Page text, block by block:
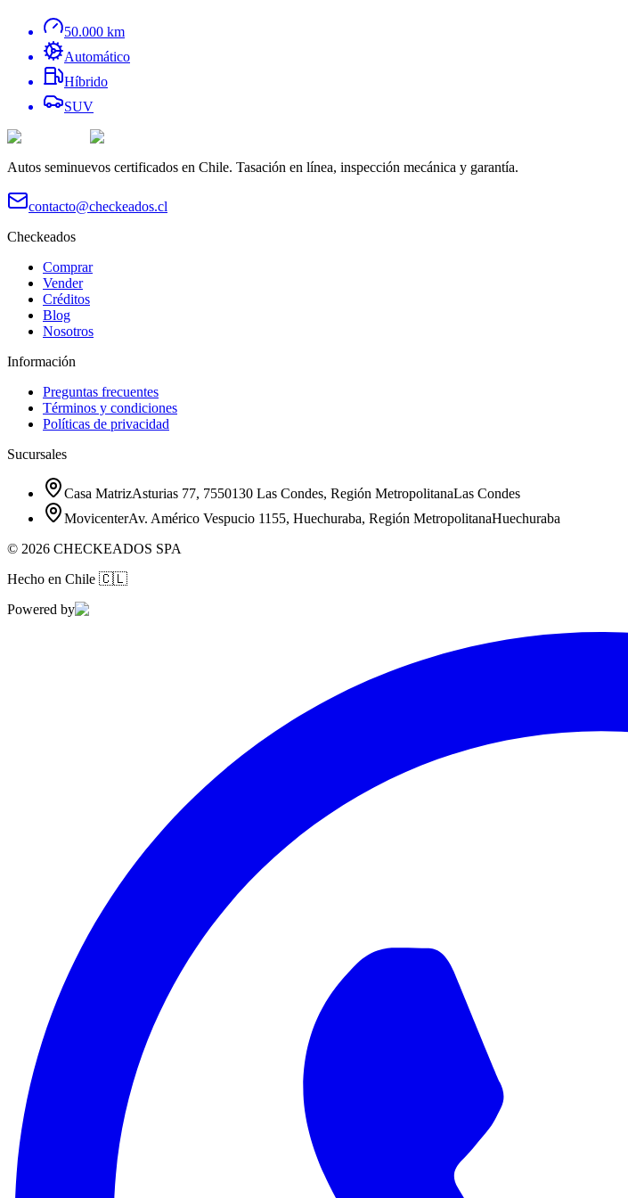
50.000 km
Automático
Híbrido
SUV
Autos seminuevos certificados en Chile. Tasación en línea, inspección mecánica y garantía.
contacto@checkeados.cl
Checkeados
Comprar
Vender
Créditos
Blog
Nosotros
Información
Preguntas frecuentes
Términos y condiciones
Políticas de privacidad
Sucursales
Casa MatrizAsturias 77, 7550130 Las Condes, Región MetropolitanaLas Condes
MovicenterAv. Américo Vespucio 1155, Huechuraba, Región MetropolitanaHuechuraba
© 2026 CHECKEADOS SPA
Hecho en Chile 🇨🇱
Powered by